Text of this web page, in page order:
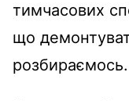
тимчасових
що
розбираємось.